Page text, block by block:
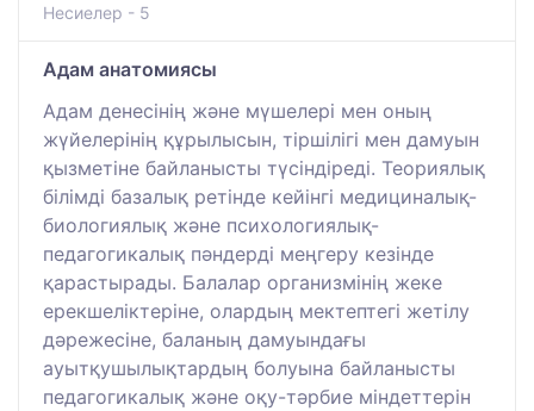
Несиелер - 5
Адам анатомиясы
Адам денесінің және мүшелері мен оның
жүйелерінің құрылысын, тіршілігі мен дамуын
қызметіне байланысты түсіндіреді. Теориялық
білімді базалық ретінде кейінгі медициналық-
биологиялық және психологиялық-
педагогикалық пәндерді меңгеру кезінде
қарастырады. Балалар организмінің жеке
ерекшеліктеріне, олардың мектептегі жетілу
дәрежесіне, баланың дамуындағы
ауытқушылықтардың болуына байланысты
педагогикалық және оқу-тәрбие міндеттерін